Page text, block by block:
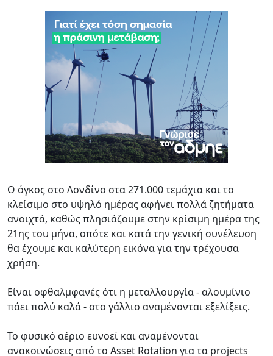
Ο όγκος στο Λονδίνο στα 271.000 τεμάχια και το
κλείσιμο στο υψηλό ημέρας αφήνει πολλά ζητήματα
ανοιχτά, καθώς πλησιάζουμε στην κρίσιμη ημέρα της
21ης του μήνα, οπότε και κατά την γενική συνέλευση
θα έχουμε και καλύτερη εικόνα για την τρέχουσα
χρήση.
Είναι οφθαλμφανές ότι η μεταλλουργία - αλουμίνιο
πάει πολύ καλά - στο γάλλιο αναμένονται εξελίξεις.
Το φυσικό αέριο ευνοεί και αναμένονται
ανακοινώσεις από το Asset Rotation για τα projects